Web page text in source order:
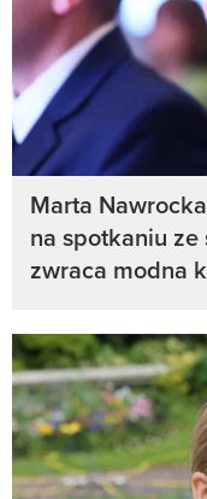
Marta
na spotkaniu
zwraca modna